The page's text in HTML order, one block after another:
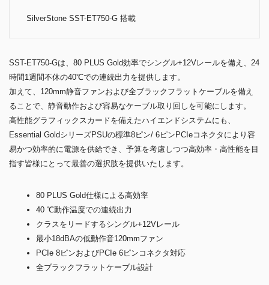
SilverStone SST-ET750-G 搭載
SST-ET750-Gは、80 PLUS Gold効率でシングル+12Vレールを備え、24
時間1週間不休の40℃での連続出力を提供します。
加えて、120mm静音ファンおよび全ブラックフラットケーブルを備え
ることで、静音動作および容易なケーブル取り回しを可能にします。
高性能グラフィックスカードを備えたハイエンドシステムにも、
Essential GoldシリーズPSUの標準8ピン/ 6ピンPCIeコネクタにより容
易かつ効率的に電源を供給でき、予算を考慮しつつ高効率・高性能を目
指す皆様にとって最善の選択肢を提供いたします。
80 PLUS Gold仕様による高効率
40 ℃動作温度での連続出力
クラスをリードするシングル+12Vレール
最小18dBAの低動作音120mmファン
PCIe 8ピンおよびPCIe 6ピンコネクタ対応
全ブラックフラットケーブル設計